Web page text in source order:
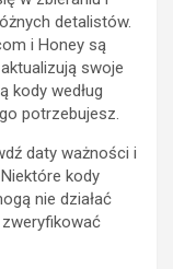
detalistów.
i Honey są
swoje
kody według
potrzebujesz.
daty ważności i
kody
nie działać